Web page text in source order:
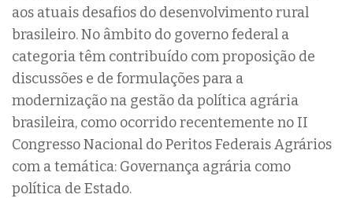
aos atuais desafios do desenvolvimento rural
brasileiro. No âmbito do governo federal a
categoria têm contribuído com proposição de
discussões e de formulações para a
modernização na gestão da política agrária
brasileira, como ocorrido recentemente no II
Congresso Nacional do Peritos Federais Agrários
com a temática: Governança agrária como
política de Estado.